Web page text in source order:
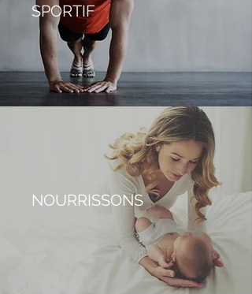
SPORTIF
NOURRISSONS